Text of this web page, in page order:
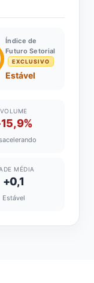
Índice de
Futuro Setorial
EXCLUSIVO
Estável
VOLUME
MÉDIA
+0,1
Estável